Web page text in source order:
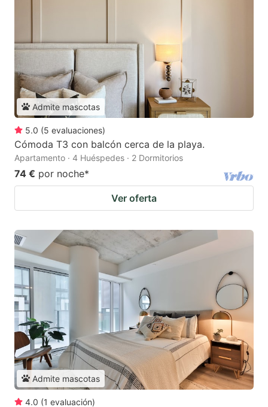
Admite mascotas
5.0 (5 evaluaciones)
Cómoda T3 con balcón cerca de la playa.
Apartamento · 4 Huéspedes · 2 Dormitorios
74 € por noche*
Ver oferta
Admite mascotas
4.0 (1 evaluación)